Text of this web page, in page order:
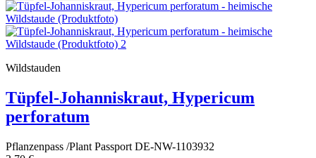
Wildstauden
Tüpfel-Johanniskraut, Hypericum
perforatum
Pflanzenpass /Plant Passport DE-NW-1103932